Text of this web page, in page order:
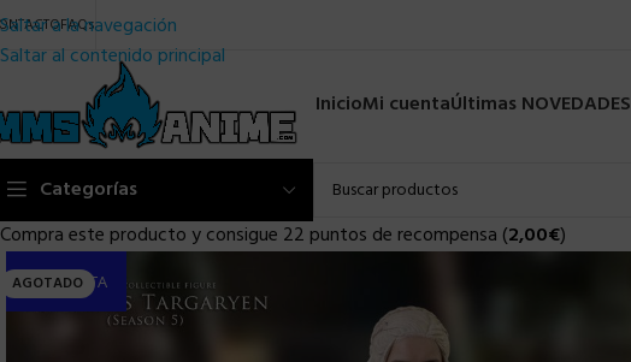
Saltar a la navegación
Saltar al contenido principal
FAQs
InicioMi cuentaÚltimas NOVEDADES
Categorías
Compra este producto y consigue 22 puntos de recompensa (2,00€)
AGOTADO
PRE-VENTA